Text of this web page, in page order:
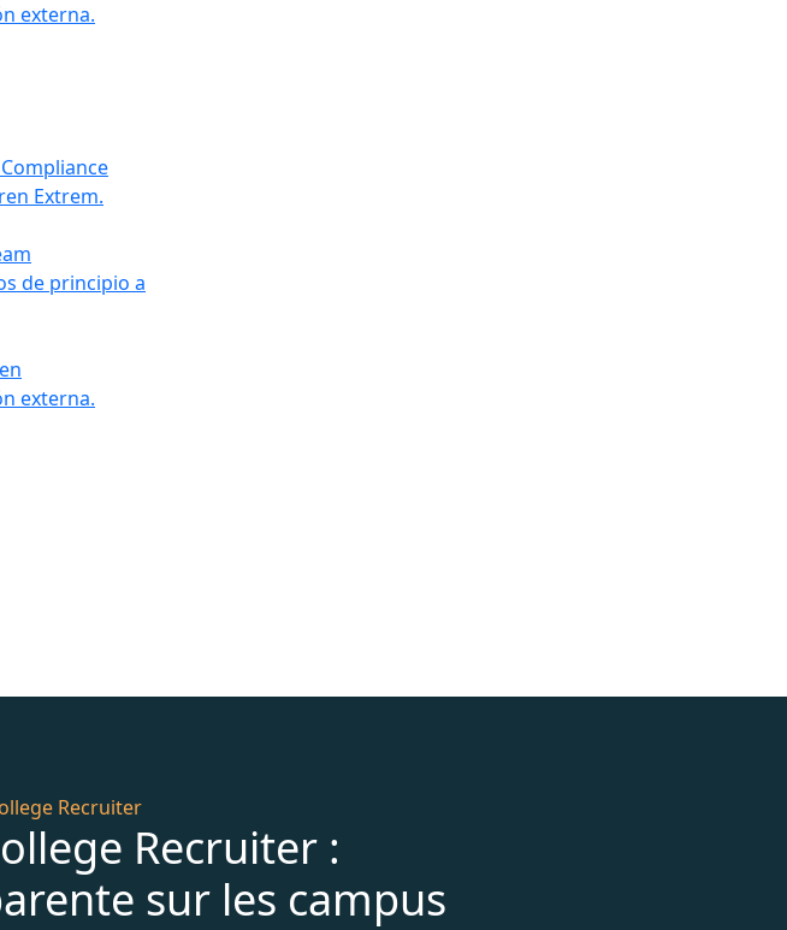
externa.
Extrem.
de principio a
externa.
Recruiter
Recruiter :
sur les campus